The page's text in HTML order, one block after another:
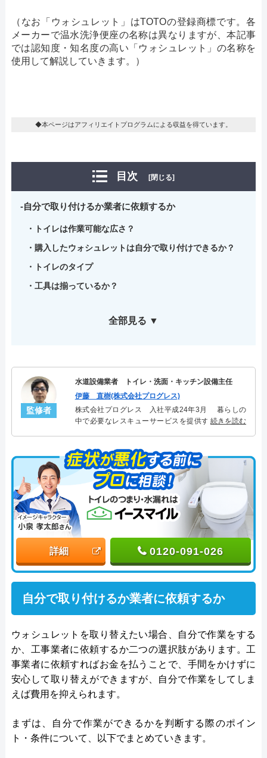
（なお「ウォシュレット」はTOTOの登録商標です。各
メーカーで温水洗浄便座の名称は異なりますが、本記事
では認知度・知名度の高い「ウォシュレット」の名称を
使用して解説していきます。）
◆本ページはアフィリエイトプログラムによる収益を得ています。
目次 [閉じる]
自分で取り付けるか業者に依頼するか
トイレは作業可能な広さ？
購入したウォシュレットは自分で取り付けできるか？
トイレのタイプ
工具は揃っているか？
全部見る ▼
監修者
水道設備業者 トイレ・洗面・キッチン設備主任
伊藤 直樹(株式会社プログレス)
株式会社プログレス 入社平成24年3月 暮らしの
中で必要なレスキューサービスを提供する株式会社
トイレ・洗面・キッチン関連のトラブルを解決。多
くのお客様に信頼される「トイレ・洗面・キッチ
ン」のスペシャリスト。
続きを読む
詳細 0120-091-026
自分で取り付けるか業者に依頼するか
ウォシュレットを取り替えたい場合、自分で作業をする
か、工事業者に依頼するか二つの選択肢があります。工
事業者に依頼すればお金を払うことで、手間をかけずに
安心して取り替えができますが、自分で作業をしてしま
えば費用を抑えられます。
まずは、自分で作業ができるかを判断する際のポイン
ト・条件について、以下でまとめていきます。